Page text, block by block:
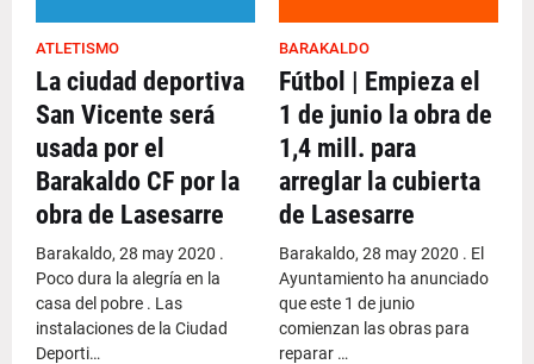
ATLETISMO
La ciudad deportiva
San Vicente será
usada por el
Barakaldo CF por la
obra de Lasesarre
Barakaldo, 28 may 2020 .
Poco dura la alegría en la
casa del pobre . Las
instalaciones de la Ciudad
Deporti…
BARAKALDO
Fútbol | Empieza el
1 de junio la obra de
1,4 mill. para
arreglar la cubierta
de Lasesarre
Barakaldo, 28 may 2020 . El
Ayuntamiento ha anunciado
que este 1 de junio
comienzan las obras para
reparar …